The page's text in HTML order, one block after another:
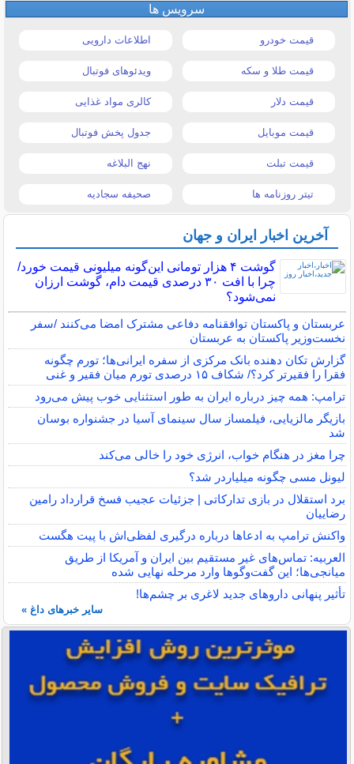
سرویس ها
قیمت خودرو اطلاعات دارویی
قیمت طلا و سکه ویدئوهای فوتبال
قیمت دلار کالری مواد غذایی
قیمت موبایل جدول پخش فوتبال
قیمت تبلت نهج البلاغه
تیتر روزنامه ها صحیفه سجادیه
آخرین اخبار ایران و جهان
گوشت ۴ هزار تومانی این‌گونه میلیونی قیمت خورد/
چرا با افت ۳۰ درصدی قیمت دام، گوشت ارزان
نمی‌شود؟
عربستان و پاکستان توافقنامه دفاعی مشترک امضا می‌کنند /سفر
نخست‌وزیر پاکستان به عربستان
گزارش تکان‌ دهنده بانک مرکزی از سفره ایرانی‌ها؛ تورم چگونه
فقرا را فقیرتر کرد؟/ شکاف ۱۵ درصدی تورم میان فقیر و غنی
ترامپ: همه چیز درباره ایران به طور استثنایی خوب پیش می‌رود
بازیگر مالزیایی، فیلمساز سال سینمای آسیا در جشنواره بوسان
شد
چرا مغز در هنگام خواب، انرژی خود را خالی می‌کند
لیونل مسی چگونه میلیاردر شد؟
برد استقلال در بازی تدارکاتی | جزئیات عجیب فسخ قرارداد رامین
رضاییان
واکنش ترامپ به ادعاها درباره درگیری لفظی‌اش با پیت هگست
العربیه: تماس‌های غیر مستقیم بین ایران و آمریکا از طریق
میانجی‌ها؛ این گفت‌و‌گو‌ها وارد مرحله نهایی شده
تأثیر پنهانی داروهای جدید لاغری بر چشم‌ها!
سایر خبرهای داغ »